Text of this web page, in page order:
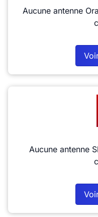
Aucune antenne
Aucune antenne